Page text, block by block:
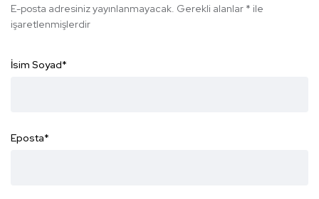
E-posta adresiniz yayınlanmayacak. Gerekli alanlar * ile
işaretlenmişlerdir
İsim Soyad*
Eposta*